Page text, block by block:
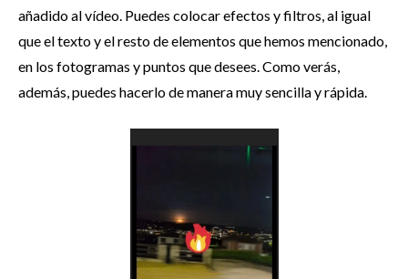
añadido al vídeo. Puedes colocar efectos y filtros, al igual
que el texto y el resto de elementos que hemos mencionado,
en los fotogramas y puntos que desees. Como verás,
además, puedes hacerlo de manera muy sencilla y rápida.